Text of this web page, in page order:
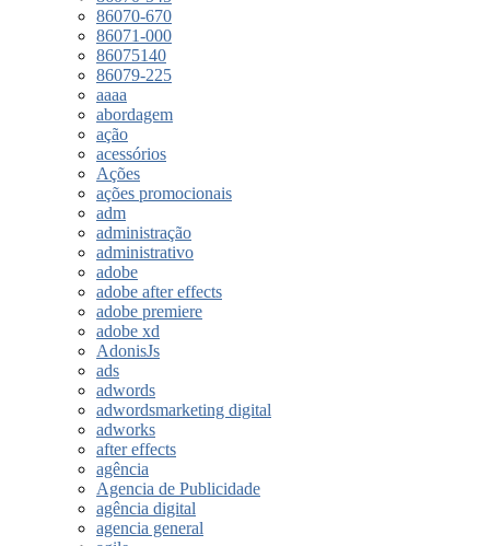
86070-670
86071-000
86075140
86079-225
aaaa
abordagem
ação
acessórios
Ações
ações promocionais
adm
administração
administrativo
adobe
adobe after effects
adobe premiere
adobe xd
AdonisJs
ads
adwords
adwordsmarketing digital
adworks
after effects
agência
Agencia de Publicidade
agência digital
agencia general